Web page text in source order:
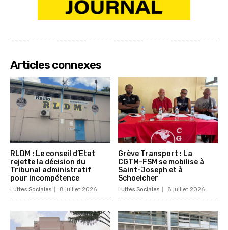
Articles connexes
RLDM : Le conseil d’Etat
rejette la décision du
Tribunal administratif
pour incompétence
Luttes Sociales 8 juillet 2026
Grève Transport : La
CGTM-FSM se mobilise à
Saint-Joseph et à
Schoelcher
Luttes Sociales 8 juillet 2026